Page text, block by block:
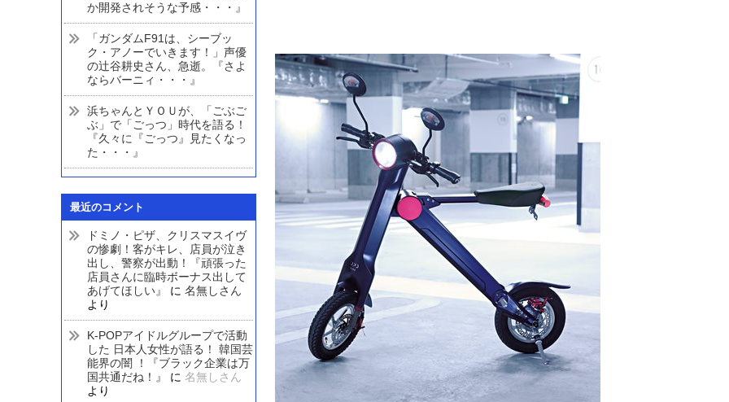
か開発されそうな予感・・・』
「ガンダムF91は、シーブッ
ク・アノーでいきます！」声優
の辻谷耕史さん、急逝。『さよ
ならバーニィ・・・』
浜ちゃんとＹＯＵが、「ごぶご
ぶ」で「ごっつ」時代を語る！
『久々に『ごっつ』見たくなっ
た・・・』
最近のコメント
ドミノ・ピザ、クリスマスイヴ
の惨劇！客がキレ、店員が泣き
出し、警察が出動！『頑張った
店員さんに臨時ボーナス出して
あげてほしい』
に 名無しさん
より
K-POPアイドルグループで活動
した 日本人女性が語る！ 韓国芸
能界の闇 ！『ブラック企業は万
国共通だね！』
に 名無しさん
より